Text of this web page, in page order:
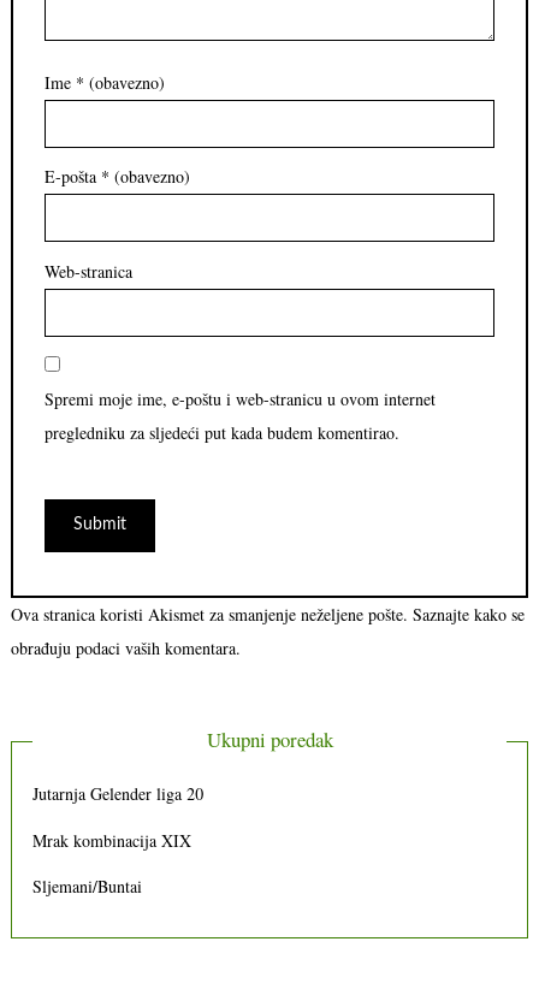
Ime * (obavezno)
E-pošta * (obavezno)
Web-stranica
Spremi moje ime, e-poštu i web-stranicu u ovom internet
pregledniku za sljedeći put kada budem komentirao.
Ova stranica koristi Akismet za smanjenje neželjene pošte. Saznajte kako se
obrađuju podaci vaših komentara.
Ukupni poredak
Jutarnja Gelender liga 20
Mrak kombinacija XIX
Sljemani/Buntai